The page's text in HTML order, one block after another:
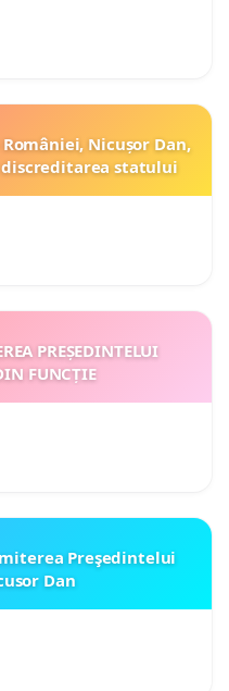
Nicușor Dan,
statului
PREȘEDINTELUI
FUNCȚIE
Preşedintelui
Dan